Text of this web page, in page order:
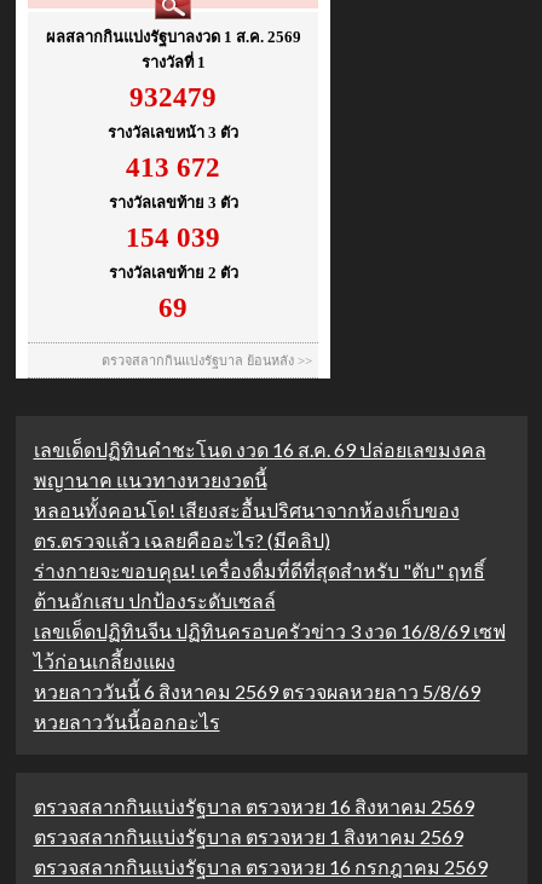
เลขเด็ดปฏิทินคำชะโนด งวด 16 ส.ค. 69 ปล่อยเลขมงคล
พญานาค แนวทางหวยงวดนี้
หลอนทั้งคอนโด! เสียงสะอื้นปริศนาจากห้องเก็บของ
ตร.ตรวจแล้ว เฉลยคืออะไร? (มีคลิป)
ร่างกายจะขอบคุณ! เครื่องดื่มที่ดีที่สุดสำหรับ "ตับ" ฤทธิ์
ต้านอักเสบ ปกป้องระดับเซลล์
เลขเด็ดปฏิทินจีน ปฏิทินครอบครัวข่าว 3 งวด 16/8/69 เซฟ
ไว้ก่อนเกลี้ยงแผง
หวยลาววันนี้ 6 สิงหาคม 2569 ตรวจผลหวยลาว 5/8/69
หวยลาววันนี้ออกอะไร
ตรวจสลากกินแบ่งรัฐบาล ตรวจหวย 16 สิงหาคม 2569
ตรวจสลากกินแบ่งรัฐบาล ตรวจหวย 1 สิงหาคม 2569
ตรวจสลากกินแบ่งรัฐบาล ตรวจหวย 16 กรกฎาคม 2569